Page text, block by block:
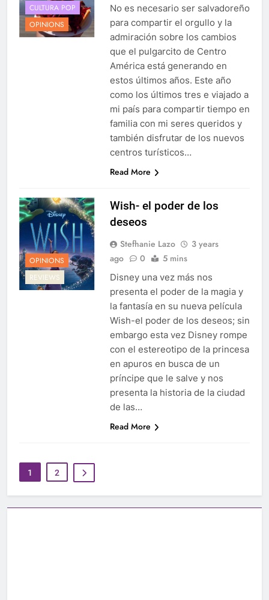
CULTURA POP
OPINIONS
No es necesario ser salvadoreño
para compartir el orgullo y la
admiración sobre los cambios
que el pulgarcito de Centro
América está generando en
estos últimos años. Este año
como los últimos tres e viajado a
mi país para compartir tiempo en
familia con mi seres queridos y
también disfrutar de los nuevos
centros turísticos…
Read More
OPINIONS
REVIEWS
Wish- el poder de los
deseos
Stefhanie Lazo
3 years
ago
0 5 mins
Disney una vez más nos
presenta el poder de la magia y
la fantasía en su nueva película
Wish-el poder de los deseos; sin
embargo esta vez Disney rompe
con el estereotipo de la princesa
en apuros en busca de un
príncipe que le salve y nos
presenta la historia de la ciudad
de las…
Read More
1 2